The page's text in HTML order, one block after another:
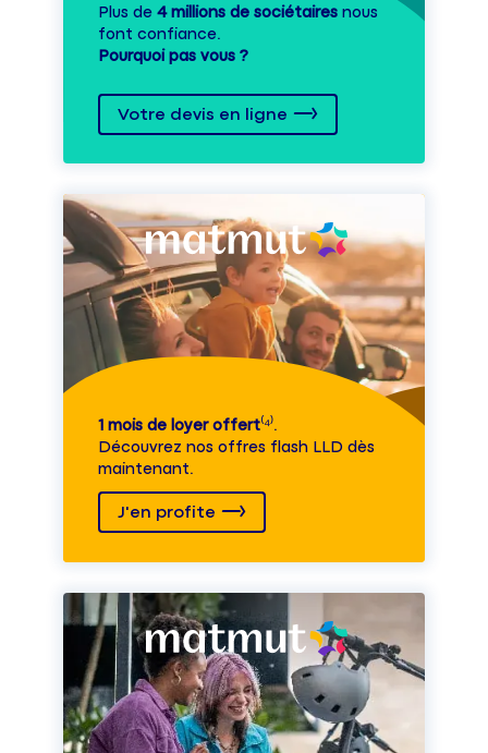
Plus de 4 millions de sociétaires nous
font confiance.
Pourquoi pas vous ?
Votre devis en ligne
1 mois de loyer offert⁽⁴⁾.
Découvrez nos offres flash LLD dès
maintenant.
J'en profite